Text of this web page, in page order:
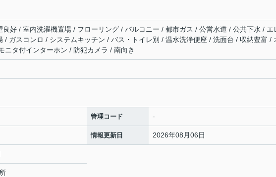
良好 / 室内洗濯機置場 / フローリング / バルコニー / 都市ガス / 公営水道 / 公共下水 / エ
/ ガスコンロ / システムキッチン / バス・トイレ別 / 温水洗浄便座 / 洗面台 / 収納豊富 /
ニタ付インターホン / 防犯カメラ / 南向き
管理コード -
情報更新日 2026年08月06日